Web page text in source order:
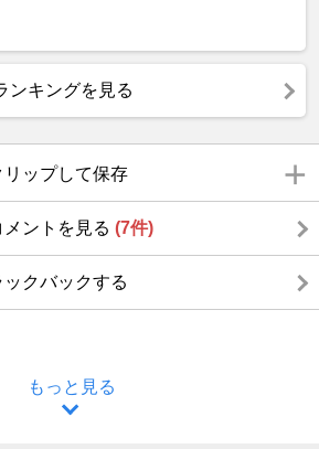
ンキングを見る
ップして保存
ントを見る (7件)
クバックする
もっと見る